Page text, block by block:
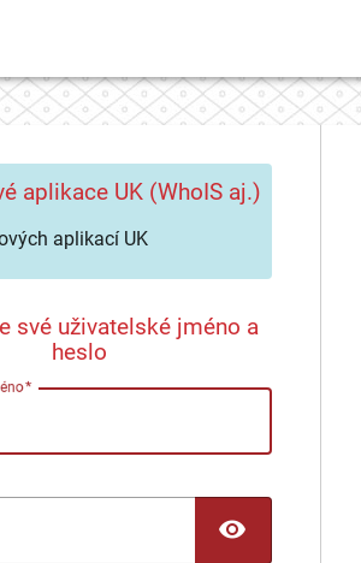
aplikace UK (WhoIS aj.)
aplikací UK
své uživatelské jméno a
heslo